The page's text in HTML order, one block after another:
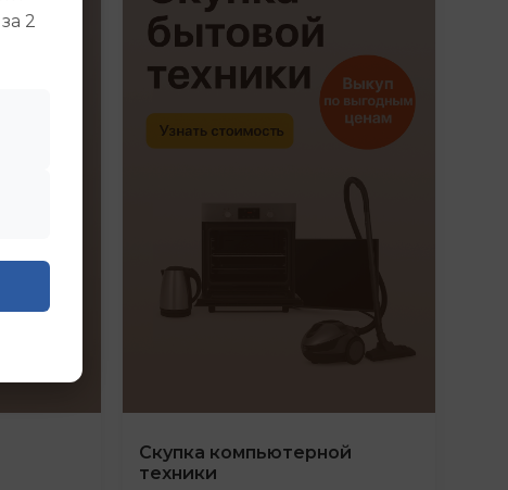
Скупка компьютерной
техники
2